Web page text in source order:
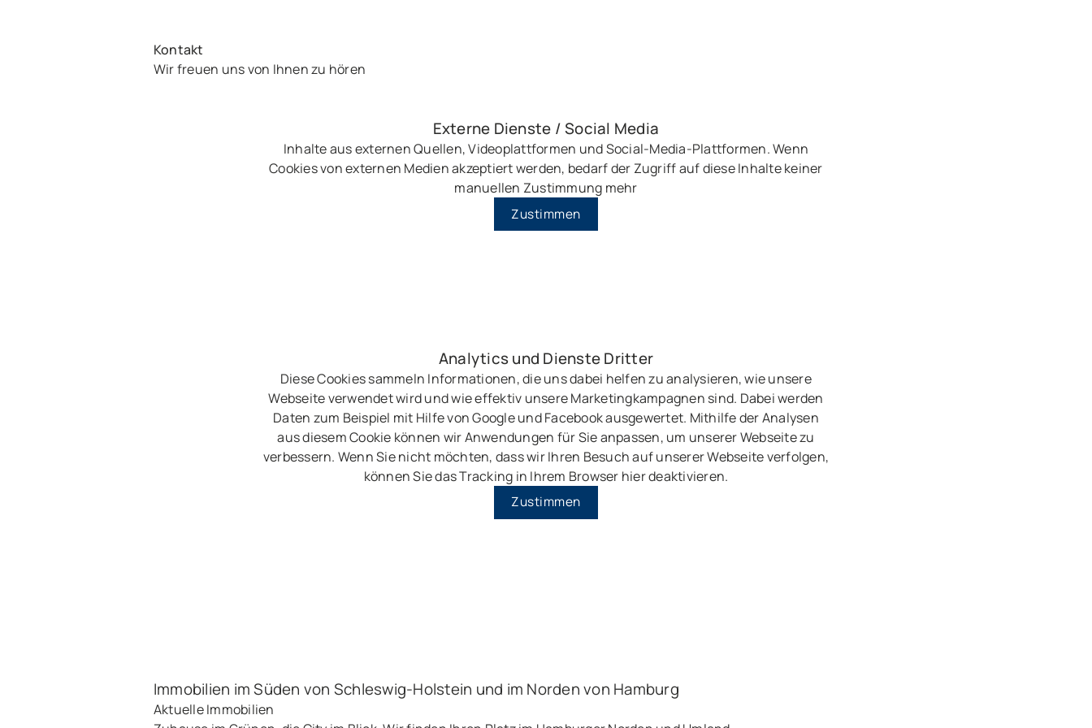
Kontakt
Wir freuen uns von Ihnen zu hören
Externe Dienste / Social Media
Inhalte aus externen Quellen, Videoplattformen und Social-Media-Plattformen. Wenn
Cookies von externen Medien akzeptiert werden, bedarf der Zugriff auf diese Inhalte keiner
manuellen Zustimmung mehr
Zustimmen
Analytics und Dienste Dritter
Diese Cookies sammeln Informationen, die uns dabei helfen zu analysieren, wie unsere
Webseite verwendet wird und wie effektiv unsere Marketingkampagnen sind. Dabei werden
Daten zum Beispiel mit Hilfe von Google und Facebook ausgewertet. Mithilfe der Analysen
aus diesem Cookie können wir Anwendungen für Sie anpassen, um unserer Webseite zu
verbessern. Wenn Sie nicht möchten, dass wir Ihren Besuch auf unserer Webseite verfolgen,
können Sie das Tracking in Ihrem Browser hier deaktivieren.
Zustimmen
Immobilien im Süden von Schleswig-Holstein und im Norden von Hamburg
Aktuelle Immobilien